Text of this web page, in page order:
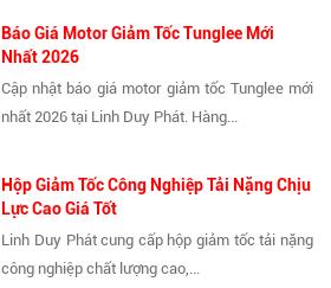
Báo Giá Motor Giảm Tốc Tunglee Mới
Nhất 2026
Cập nhật báo giá motor giảm tốc Tunglee mới
nhất 2026 tại Linh Duy Phát. Hàng...
Hộp Giảm Tốc Công Nghiệp Tải Nặng Chịu
Lực Cao Giá Tốt
Linh Duy Phát cung cấp hộp giảm tốc tải nặng
công nghiệp chất lượng cao,...